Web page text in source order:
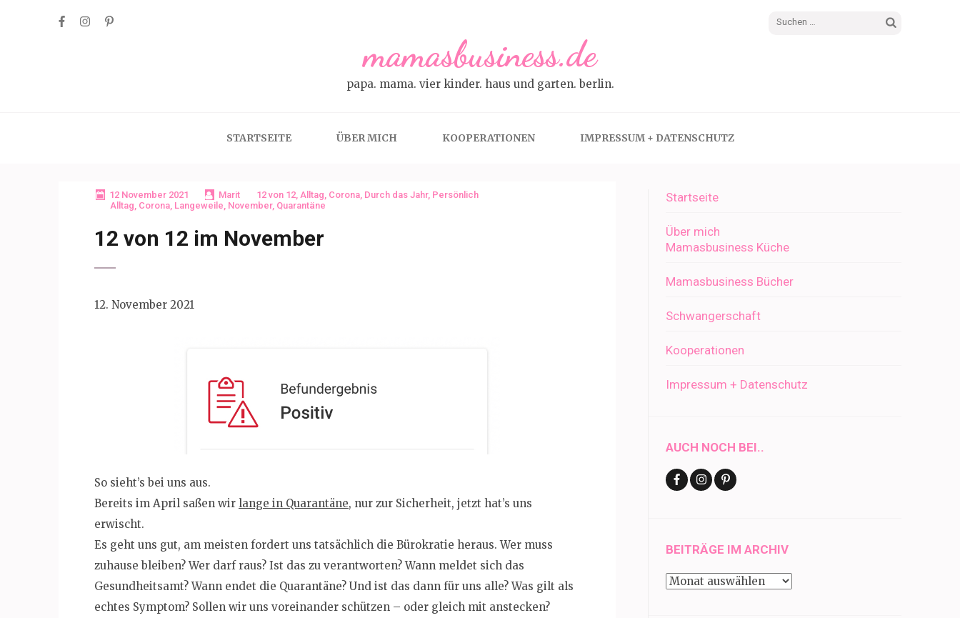
Suchen
mamasbusiness.de
papa. mama. vier kinder. haus und garten. berlin.
STARTSEITE ÜBER MICH KOOPERATIONEN IMPRESSUM + DATENSCHUTZ
12 November 2021 Marit 12 von 12, Alltag, Corona, Durch das Jahr, Persönlich
Alltag, Corona, Langeweile, November, Quarantäne
12 von 12 im November
12. November 2021
So sieht’s bei uns aus.
Bereits im April saßen wir lange in Quarantäne, nur zur Sicherheit, jetzt hat’s uns
erwischt.
Es geht uns gut, am meisten fordert uns tatsächlich die Bürokratie heraus. Wer muss
zuhause bleiben? Wer darf raus? Ist das zu verantworten? Wann meldet sich das
Gesundheitsamt? Wann endet die Quarantäne? Und ist das dann für uns alle? Was gilt als
echtes Symptom? Sollen wir uns voreinander schützen – oder gleich mit anstecken?
Startseite
Über mich
Mamasbusiness Küche
Mamasbusiness Bücher
Schwangerschaft
Kooperationen
Impressum + Datenschutz
AUCH NOCH BEI..
BEITRÄGE IM ARCHIV
Beiträge